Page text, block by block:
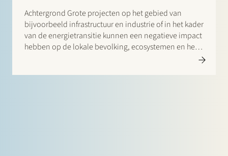
Achtergrond Grote projecten op het gebied van
bijvoorbeeld infrastructuur en industrie of in het kader
van de energietransitie kunnen een negatieve impact
hebben op de lokale bevolking, ecosystemen en het
milieu. Doordat de focus van investeerders, financiers